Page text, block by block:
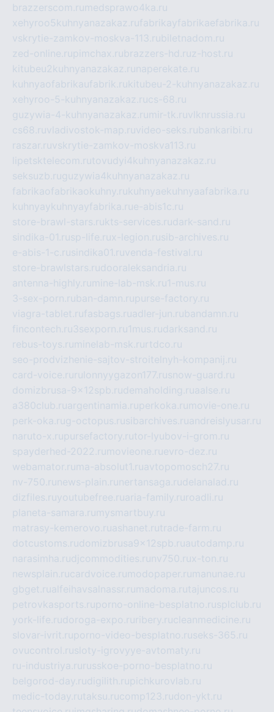
brazzerscom.ru medsprawo4ka.ru
xehyroo5kuhnyanazakaz.rufabrikayfabrikaefabrika.ru
vskrytie-zamkov-moskva-113.rubiletnadom.ru
zed-online.rupimchax.rubrazzers-hd.ruz-host.ru
kitubeu2kuhnyanazakaz.ru naperekate.ru
kuhnyaofabrikaufabrik.rukitubeu-2-kuhnyanazakaz.ru
xehyroo-5-kuhnyanazakaz.rucs-68.ru
guzywia-4-kuhnyanazakaz.ru mir-tk.ruvlknrussia.ru
cs68.ruvladivostok-map.ruvideo-seks.rubankaribi.ru
raszar.ruvskrytie-zamkov-moskva113.ru
lipetsktelecom.rutovudyi4kuhnyanazakaz.ru
seksuzb.ruguzywia4kuhnyanazakaz.ru
fabrikaofabrikaokuhny.rukuhnyaekuhnyaafabrika.ru
kuhnyaykuhnyayfabrika.rue-abis1c.ru
store-brawl-stars.rukts-services.rudark-sand.ru
sindika-01.rusp-life.rux-legion.rusib-archives.ru
e-abis-1-c.rusindika01.ruvenda-festival.ru
store-brawlstars.rudooraleksandria.ru
antenna-highly.ru mine-lab-msk.ru1-mus.ru
3-sex-porn.ruban-damn.rupurse-factory.ru
viagra-tablet.rufasbags.ruadler-jun.rubandamn.ru
fincontech.ru3sexporn.ru1mus.rudarksand.ru
rebus-toys.ru minelab-msk.ru rtdco.ru
seo-prodvizhenie-sajtov-stroitelnyh-kompanij.ru
card-voice.ru rulonnyygazon177.rusnow-guard.ru
domizbrusa-9x12spb.rudemaholding.ruaalse.ru
a380club.ruargentinamia.ruperkoka.ru movie-one.ru
perk-oka.rug-octopus.rusibarchives.ruandreislyusar.ru
naruto-x.rupursefactory.rutor-lyubov-i-grom.ru
spayderhed-2022.ru movieone.ruevro-dez.ru
webamator.ru ma-absolut1.ruavtopomosch27.ru
nv-750.ru news-plain.ru nertansaga.rudelanalad.ru
dizfiles.ruyoutubefree.ruaria-family.ru roadli.ru
planeta-samara.ru mysmartbuy.ru
matrasy-kemerovo.ruashanet.rutrade-farm.ru
dotcustoms.rudomizbrusa9x12spb.ruautodamp.ru
narasimha.rudjcommodities.ru nv750.rux-ton.ru
newsplain.rucardvoice.ru modopaper.ru manunae.ru
gbget.rualfeihavsalnassr.ru madoma.rutajuncos.ru
petrovkasports.ruporno-online-besplatno.rusplclub.ru
york-life.rudoroga-expo.ru ribery.rucleanmedicine.ru
slovar-ivrit.ruporno-video-besplatno.ruseks-365.ru
ovucontrol.rusloty-igrovyye-avtomaty.ru
ru-industriya.ru russkoe-porno-besplatno.ru
belgorod-day.rudigilith.rupichkurovlab.ru
medic-today.rutaksu.rucomp123.rudon-ykt.ru